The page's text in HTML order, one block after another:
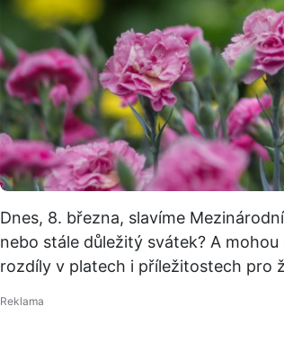
Dnes, 8. března, slavíme
nebo stále důležitý svátek? A
rozdíly v platech i příležitostech pro